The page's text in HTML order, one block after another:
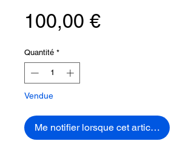
100,00 €Prix
Quantité *
Vendue
Me notifier lorsque cet article est